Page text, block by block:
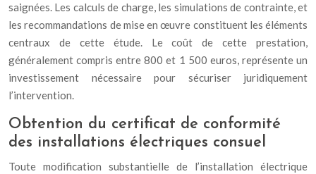
saignées. Les calculs de charge, les simulations de contrainte, et
les recommandations de mise en œuvre constituent les éléments
centraux de cette étude. Le coût de cette prestation,
généralement compris entre 800 et 1 500 euros, représente un
investissement nécessaire pour sécuriser juridiquement
l’intervention.
Obtention du certificat de conformité
des installations électriques consuel
Toute modification substantielle de l’installation électrique